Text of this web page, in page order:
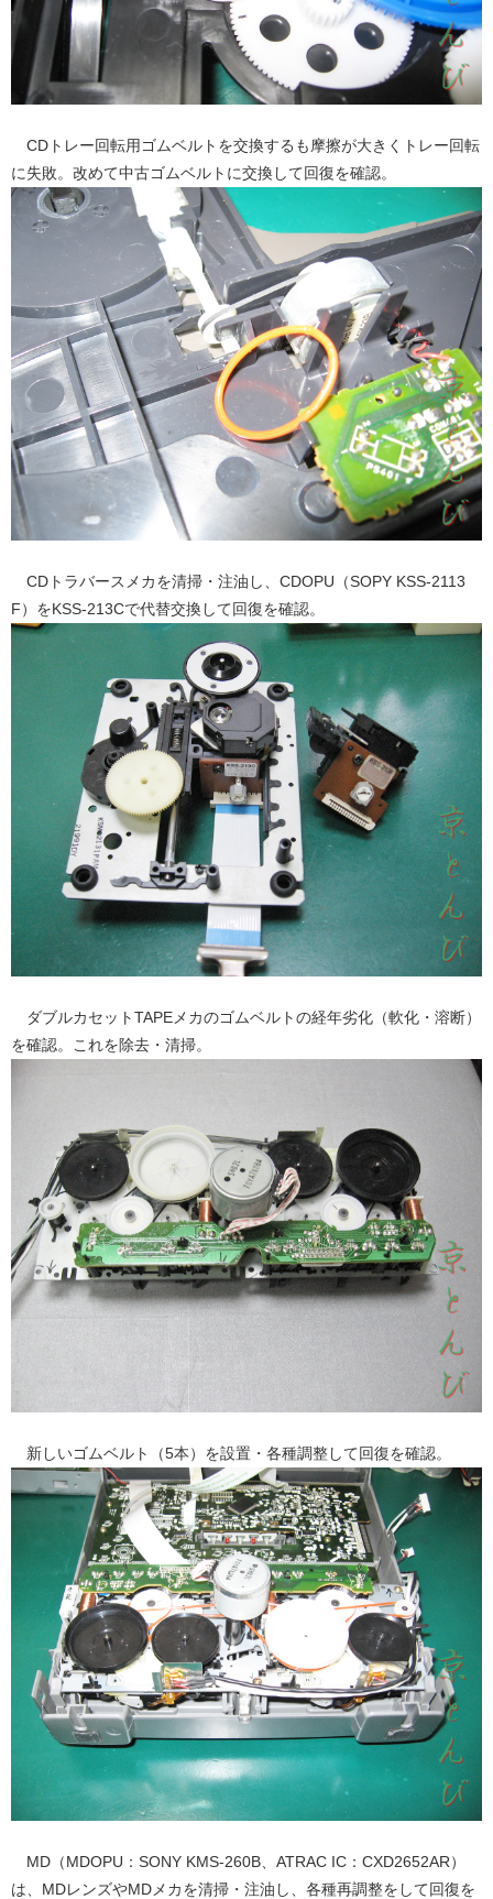
CDトレー回転用ゴムベルトを交換するも摩擦が大きくトレー回転
に失敗。改めて中古ゴムベルトに交換して回復を確認。
CDトラバースメカを清掃・注油し、CDOPU（SOPY KSS-2113
F）をKSS-213Cで代替交換して回復を確認。
ダブルカセットTAPEメカのゴムベルトの経年劣化（軟化・溶断）
を確認。これを除去・清掃。
新しいゴムベルト（5本）を設置・各種調整して回復を確認。
MD（MDOPU：SONY KMS-260B、ATRAC IC：CXD2652AR）
は、MDレンズやMDメカを清掃・注油し、各種再調整をして回復を